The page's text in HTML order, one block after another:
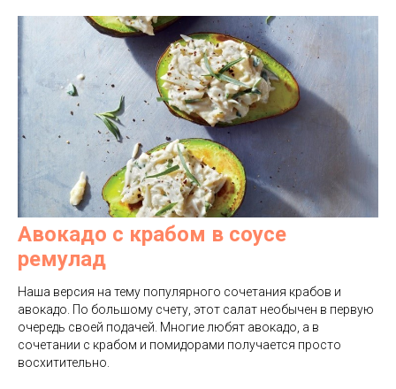
Авокадо с крабом в соусе
ремулад
Наша версия на тему популярного сочетания крабов и
авокадо. По большому счету, этот салат необычен в первую
очередь своей подачей. Многие любят авокадо, а в
сочетании с крабом и помидорами получается просто
восхитительно.